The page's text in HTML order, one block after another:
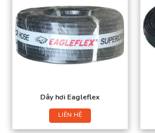
Dây hơi Eagleflex
LIÊN HỆ